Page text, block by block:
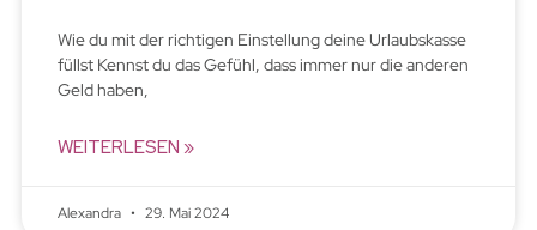
Wie du mit der richtigen Einstellung deine Urlaubskasse
füllst Kennst du das Gefühl, dass immer nur die anderen
Geld haben,
WEITERLESEN »
Alexandra 29. Mai 2024